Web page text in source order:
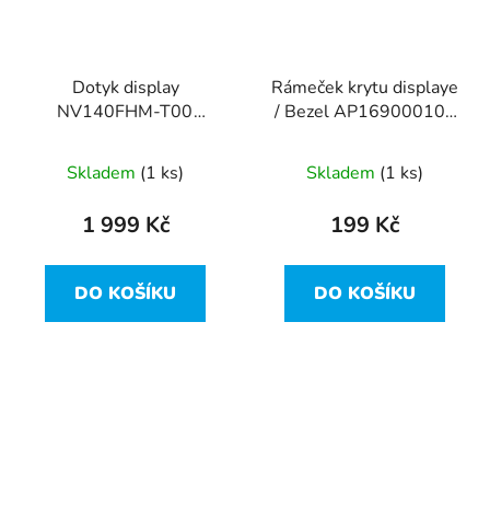
Dotyk display
NV140FHM-T00
Lenovo ThinkPad T480
Skladem (1 ks)
1 999 Kč
DO KOŠÍKU
Rámeček krytu displaye
/ Bezel AP169000100
T480
Skladem (1 ks)
199 Kč
DO KOŠÍKU